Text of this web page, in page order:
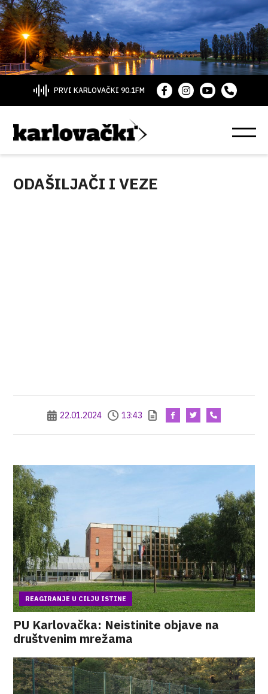
PRVI KARLOVAČKI 90.1FM
ODAŠILJAČI I VEZE
22.01.2024 13:43
REAGIRANJE U CILJU ISTINE
PU Karlovačka: Neistinite objave na
društvenim mrežama